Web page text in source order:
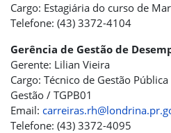
Cargo: Estagiária do curso de
Telefone: (43) 3372-4104
Gerência de Gestão de
Gerente: Lilian Vieira
Cargo: Técnico de Gestão
Gestão / TGPB01
Email:
Telefone: (43) 3372-4095